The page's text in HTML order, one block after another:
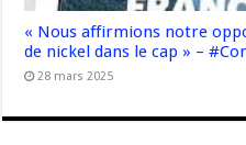
« Nous affirmions notre
de nickel dans le cap » –
28 mars 2025